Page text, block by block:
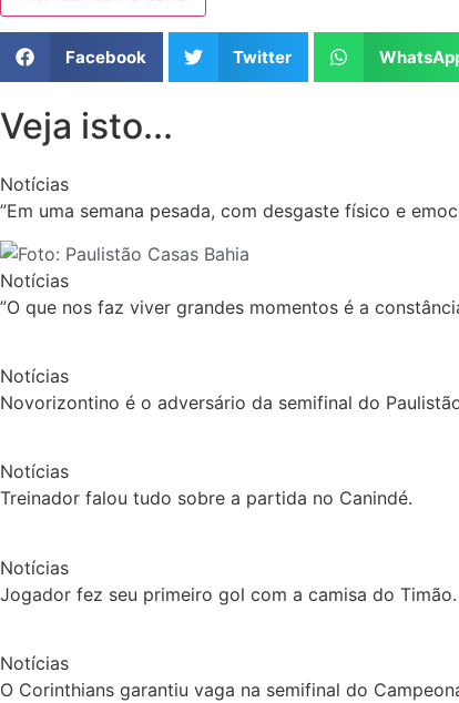
Facebook Twitter
Veja isto...
Notícias
”Em uma semana pesada, com desgaste físico e
Notícias
”O que nos faz viver grandes momentos é a
Notícias
Novorizontino é o adversário da semifinal do
Notícias
Treinador falou tudo sobre a partida no Canindé.
Notícias
Jogador fez seu primeiro gol com a camisa do Timão.
Notícias
O Corinthians garantiu vaga na semifinal do